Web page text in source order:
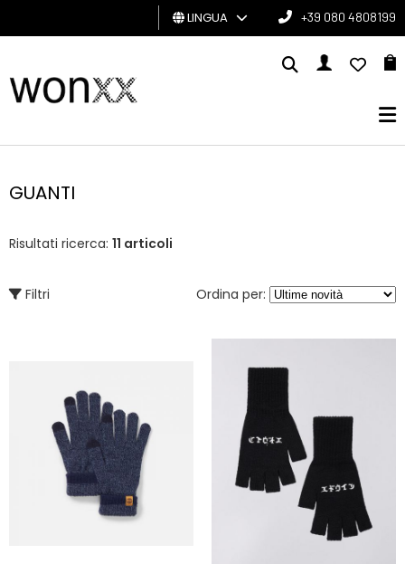
UOMO
CARD
LINGUA +39 080 4808199
GUANTI
Risultati ricerca: 11 articoli
Filtri Ordina per: